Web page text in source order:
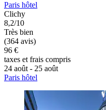
Paris hôtel
Clichy
8,2/10
Très bien
(364 avis)
96 €
taxes et frais compris
24 août - 25 août
Paris hôtel